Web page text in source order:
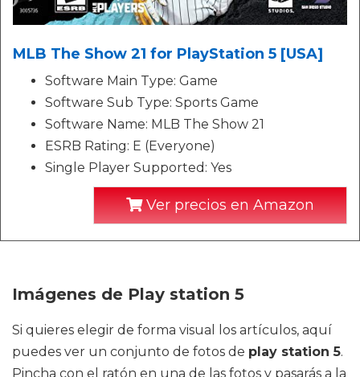
MLB The Show 21 for PlayStation 5 [USA]
Software Main Type: Game
Software Sub Type: Sports Game
Software Name: MLB The Show 21
ESRB Rating: E (Everyone)
Single Player Supported: Yes
Ver precios en Amazon
Imágenes de Play station 5
Si quieres elegir de forma visual los artículos, aquí
puedes ver un conjunto de fotos de play station 5.
Pincha con el ratón en una de las fotos y pasarás a la